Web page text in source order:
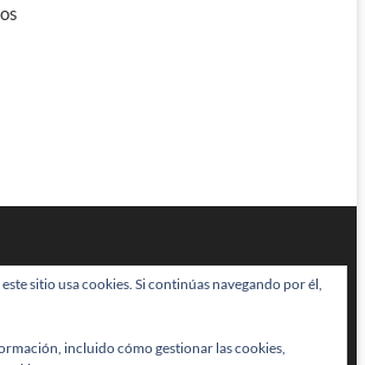
Diseñado por:Theme Freesia|WordPress| © Todos
sitio usa cookies. Si continúas navegando por él,
incluido cómo gestionar las cookies,